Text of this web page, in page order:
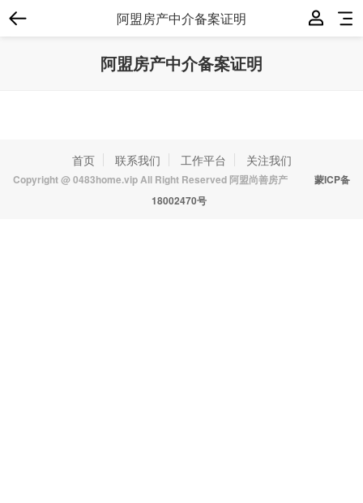
阿盟房产中介备案证明
阿盟房产中介备案证明
首页 联系我们 工作平台 关注我们
Copyright @ 0483home.vip All Right Reserved 阿盟尚善房产 蒙ICP备
18002470号